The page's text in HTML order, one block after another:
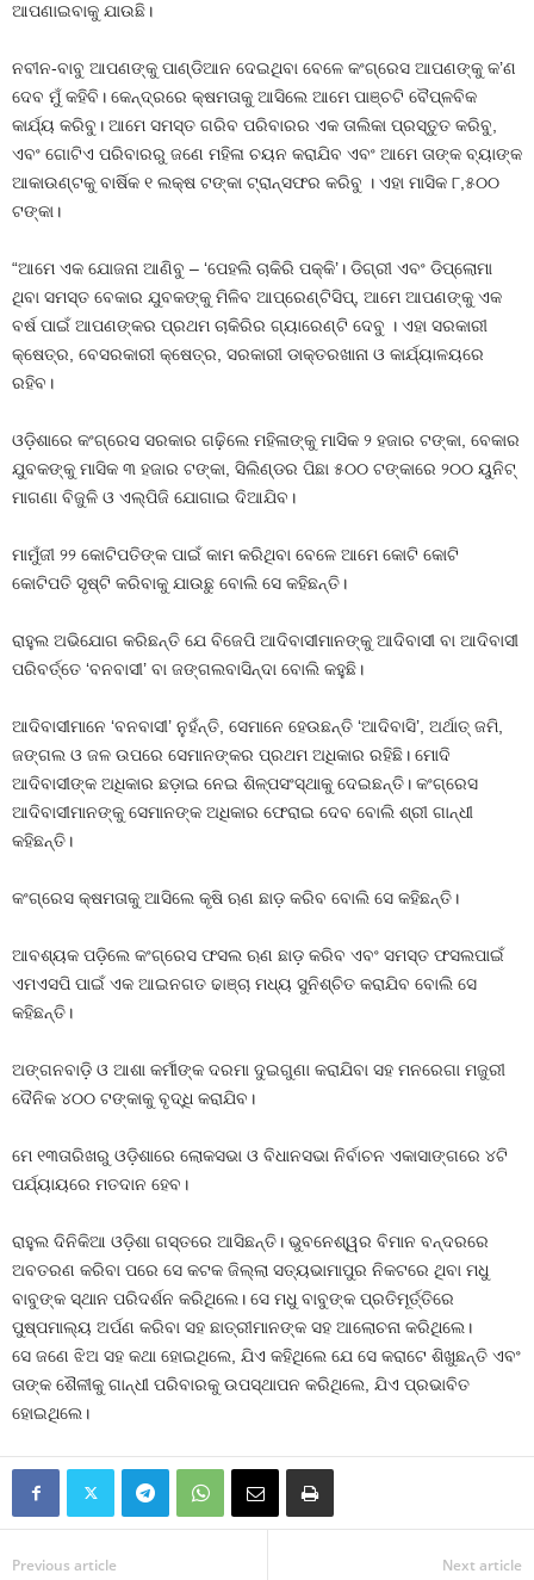
ଆପଣାଇବାକୁ ଯାଉଛି।
ନବୀନ-ବାବୁ ଆପଣଙ୍କୁ ପାଣ୍ଡିଆନ ଦେଇଥିବା ବେଳେ କଂଗ୍ରେସ ଆପଣଙ୍କୁ କ’ଣ
ଦେବ ମୁଁ କହିବି। କେନ୍ଦ୍ରରେ କ୍ଷମତାକୁ ଆସିଲେ ଆମେ ପାଞ୍ଚଟି ବୈପ୍ଳବିକ
କାର୍ଯ୍ୟ କରିବୁ। ଆମେ ସମସ୍ତ ଗରିବ ପରିବାରର ଏକ ତାଲିକା ପ୍ରସ୍ତୁତ କରିବୁ,
ଏବଂ ଗୋଟିଏ ପରିବାରରୁ ଜଣେ ମହିଳା ଚୟନ କରାଯିବ ଏବଂ ଆମେ ତାଙ୍କ ବ୍ୟାଙ୍କ
ଆକାଉଣ୍ଟକୁ ବାର୍ଷିକ ୧ ଲକ୍ଷ ଟଙ୍କା ଟ୍ରାନ୍ସଫର କରିବୁ । ଏହା ମାସିକ ୮,୫୦୦
ଟଙ୍କା।
“ଆମେ ଏକ ଯୋଜନା ଆଣିବୁ – ‘ପେହଲି ଚାକିରି ପକ୍କି’। ଡିଗ୍ରୀ ଏବଂ ଡିପ୍ଲୋମା
ଥିବା ସମସ୍ତ ବେକାର ଯୁବକଙ୍କୁ ମିଳିବ ଆପ୍ରେଣ୍ଟିସିପ୍, ଆମେ ଆପଣଙ୍କୁ ଏକ
ବର୍ଷ ପାଇଁ ଆପଣଙ୍କର ପ୍ରଥମ ଚାକିରିର ଗ୍ୟାରେଣ୍ଟି ଦେବୁ । ଏହା ସରକାରୀ
କ୍ଷେତ୍ର, ବେସରକାରୀ କ୍ଷେତ୍ର, ସରକାରୀ ଡାକ୍ତରଖାନା ଓ କାର୍ଯ୍ୟାଳୟରେ
ରହିବ।
ଓଡ଼ିଶାରେ କଂଗ୍ରେସ ସରକାର ଗଢ଼ିଲେ ମହିଳାଙ୍କୁ ମାସିକ ୨ ହଜାର ଟଙ୍କା, ବେକାର
ଯୁବକଙ୍କୁ ମାସିକ ୩ ହଜାର ଟଙ୍କା, ସିଲିଣ୍ଡର ପିଛା ୫୦୦ ଟଙ୍କାରେ ୨୦୦ ୟୁନିଟ୍
ମାଗଣା ବିଜୁଳି ଓ ଏଲ୍ପିଜି ଯୋଗାଇ ଦିଆଯିବ।
ମାମୁଁଜୀ ୨୨ କୋଟିପତିଙ୍କ ପାଇଁ କାମ କରିଥିବା ବେଳେ ଆମେ କୋଟି କୋଟି
କୋଟିପତି ସୃଷ୍ଟି କରିବାକୁ ଯାଉଛୁ ବୋଲି ସେ କହିଛନ୍ତି।
ରାହୁଲ ଅଭିଯୋଗ କରିଛନ୍ତି ଯେ ବିଜେପି ଆଦିବାସୀମାନଙ୍କୁ ଆଦିବାସୀ ବା ଆଦିବାସୀ
ପରିବର୍ତ୍ତେ ‘ବନବାସୀ’ ବା ଜଙ୍ଗଲବାସିନ୍ଦା ବୋଲି କହୁଛି।
ଆଦିବାସୀମାନେ ‘ବନବାସୀ’ ନୁହଁନ୍ତି, ସେମାନେ ହେଉଛନ୍ତି ‘ଆଦିବାସି’, ଅର୍ଥାତ୍ ଜମି,
ଜଙ୍ଗଲ ଓ ଜଳ ଉପରେ ସେମାନଙ୍କର ପ୍ରଥମ ଅଧିକାର ରହିଛି। ମୋଦି
ଆଦିବାସୀଙ୍କ ଅଧିକାର ଛଡ଼ାଇ ନେଇ ଶିଳ୍ପସଂସ୍ଥାକୁ ଦେଇଛନ୍ତି। କଂଗ୍ରେସ
ଆଦିବାସୀମାନଙ୍କୁ ସେମାନଙ୍କ ଅଧିକାର ଫେରାଇ ଦେବ ବୋଲି ଶ୍ରୀ ଗାନ୍ଧୀ
କହିଛନ୍ତି।
କଂଗ୍ରେସ କ୍ଷମତାକୁ ଆସିଲେ କୃଷି ଋଣ ଛାଡ଼ କରିବ ବୋଲି ସେ କହିଛନ୍ତି।
ଆବଶ୍ୟକ ପଡ଼ିଲେ କଂଗ୍ରେସ ଫସଲ ଋଣ ଛାଡ଼ କରିବ ଏବଂ ସମସ୍ତ ଫସଲପାଇଁ
ଏମଏସପି ପାଇଁ ଏକ ଆଇନଗତ ଢାଞ୍ଚା ମଧ୍ୟ ସୁନିଶ୍ଚିତ କରାଯିବ ବୋଲି ସେ
କହିଛନ୍ତି।
ଅଙ୍ଗନବାଡ଼ି ଓ ଆଶା କର୍ମୀଙ୍କ ଦରମା ଦୁଇଗୁଣା କରାଯିବା ସହ ମନରେଗା ମଜୁରୀ
ଦୈନିକ ୪୦୦ ଟଙ୍କାକୁ ବୃଦ୍ଧି କରାଯିବ।
ମେ ୧୩ତାରିଖରୁ ଓଡ଼ିଶାରେ ଲୋକସଭା ଓ ବିଧାନସଭା ନିର୍ବାଚନ ଏକାସାଙ୍ଗରେ ୪ଟି
ପର୍ଯ୍ୟାୟରେ ମତଦାନ ହେବ।
ରାହୁଲ ଦିନିକିଆ ଓଡ଼ିଶା ଗସ୍ତରେ ଆସିଛନ୍ତି। ଭୁବନେଶ୍ୱର ବିମାନ ବନ୍ଦରରେ
ଅବତରଣ କରିବା ପରେ ସେ କଟକ ଜିଲ୍ଲା ସତ୍ୟଭାମାପୁର ନିକଟରେ ଥିବା ମଧୁ
ବାବୁଙ୍କ ସ୍ଥାନ ପରିଦର୍ଶନ କରିଥିଲେ। ସେ ମଧୁ ବାବୁଙ୍କ ପ୍ରତିମୂର୍ତ୍ତିରେ
ପୁଷ୍ପମାଲ୍ୟ ଅର୍ପଣ କରିବା ସହ ଛାତ୍ରୀମାନଙ୍କ ସହ ଆଲୋଚନା କରିଥିଲେ।
ସେ ଜଣେ ଝିଅ ସହ କଥା ହୋଇଥିଲେ, ଯିଏ କହିଥିଲେ ଯେ ସେ କରାଟେ ଶିଖୁଛନ୍ତି ଏବଂ
ତାଙ୍କ ଶୈଳୀକୁ ଗାନ୍ଧୀ ପରିବାରକୁ ଉପସ୍ଥାପନ କରିଥିଲେ, ଯିଏ ପ୍ରଭାବିତ
ହୋଇଥିଲେ।
Previous article Next article